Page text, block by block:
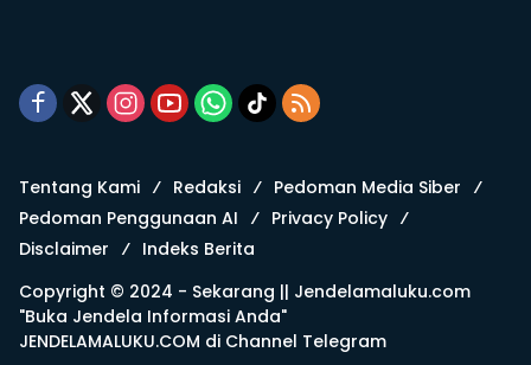
Tentang Kami Redaksi
Pedoman Media Siber
Pedoman Penggunaan AI
Privacy Policy
Disclaimer
Indeks Berita
Copyright © 2024 - Sekarang || Jendelamaluku.com
"Buka Jendela Informasi Anda"
JENDELAMALUKU.COM di Channel Telegram